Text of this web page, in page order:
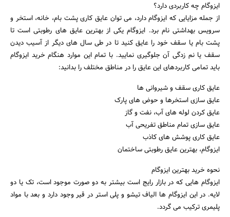
ایزوگام چه کاربردی دارد؟
از جمله مزایایی که ایزوگام دارد، می توان عایق کاری پشت بام، خانه، استخر و
سرویس بهداشتی نام برد. ایزوگام یکی از بهترین عایق های رطوبتی است تا
پشت بام یا سقف خود را عایق کنید تا در طی سال های دیگر از آسیب دیدن
سقف یا نم زدگی آن جلوگیری نمایید. با تمام این موارد هنگام خرید ایزوگام
باید تمامی کاربردهای این عایق را در مناطق مختلف را بدانید:
عایق کاری سقف و شیروانی ها
عایق سازی استخرها و حوض های پارک
عایق کردن لوله های آب، نفت و گاز
عایق سازی تمام مناطق تفریحی آب
عایق کاری پوشش های کاذب
ایزوگام، بهترین عایق رطوبتی ساختمان
نحوه خرید بهترین ایزوگام
ایزوگام هایی که در بازار رایج است بیشتر به دو صورت موجود است، تک یا دو
لایه. در این ایزوگام ها الیاف تیشو و پلی استر در قیر وجود دارد و بعد با مواد
پلیمری ترکیب می گردد.